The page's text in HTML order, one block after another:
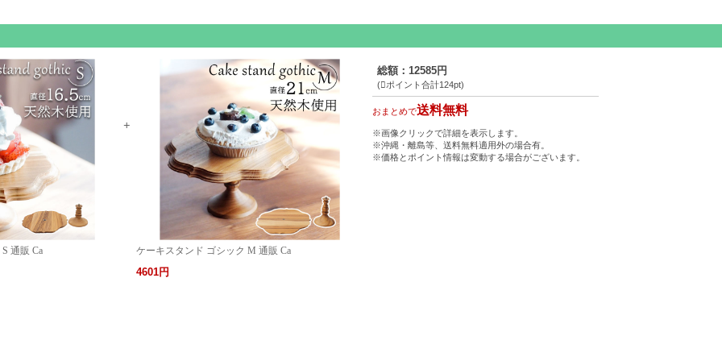
通販 Ca ケーキスタンド ゴシック M 通販 Ca
4601円
総額：12585円
( ポイント合計124pt)
おまとめで送料無料
※画像クリックで詳細を表示します。
※沖縄・離島等、送料無料適用外の場合有。
※価格とポイント情報は変動する場合がございます。